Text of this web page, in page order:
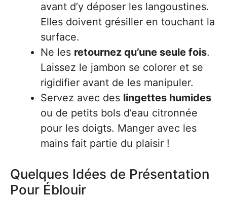
avant d’y déposer les langoustines.
Elles doivent grésiller en touchant la
surface.
Ne les retournez qu’une seule fois.
Laissez le jambon se colorer et se
rigidifier avant de les manipuler.
Servez avec des lingettes humides
ou de petits bols d’eau citronnée
pour les doigts. Manger avec les
mains fait partie du plaisir !
Quelques Idées de Présentation
Pour Éblouir